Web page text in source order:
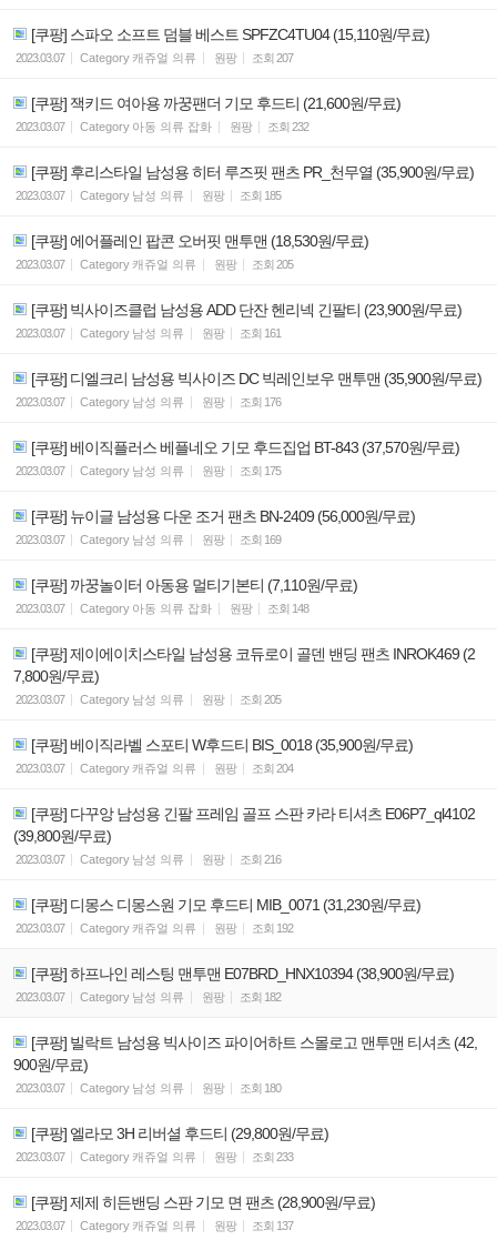
[쿠팡] 스파오 소프트 덤블 베스트 SPFZC4TU04 (15,110원/무료)
2023.03.07 Category 캐쥬얼 의류 원팡 조회 207
[쿠팡] 잭키드 여아용 까꿍팬더 기모 후드티 (21,600원/무료)
2023.03.07 Category 아동 의류 잡화 원팡 조회 232
[쿠팡] 후리스타일 남성용 히터 루즈핏 팬츠 PR_천무열 (35,900원/무료)
2023.03.07 Category 남성 의류 원팡 조회 185
[쿠팡] 에어플레인 팝콘 오버핏 맨투맨 (18,530원/무료)
2023.03.07 Category 캐쥬얼 의류 원팡 조회 205
[쿠팡] 빅사이즈클럽 남성용 ADD 단잔 헨리넥 긴팔티 (23,900원/무료)
2023.03.07 Category 남성 의류 원팡 조회 161
[쿠팡] 디엘크리 남성용 빅사이즈 DC 빅레인보우 맨투맨 (35,900원/무료)
2023.03.07 Category 남성 의류 원팡 조회 176
[쿠팡] 베이직플러스 베플네오 기모 후드집업 BT-843 (37,570원/무료)
2023.03.07 Category 남성 의류 원팡 조회 175
[쿠팡] 뉴이글 남성용 다운 조거 팬츠 BN-2409 (56,000원/무료)
2023.03.07 Category 남성 의류 원팡 조회 169
[쿠팡] 까꿍놀이터 아동용 멀티기본티 (7,110원/무료)
2023.03.07 Category 아동 의류 잡화 원팡 조회 148
[쿠팡] 제이에이치스타일 남성용 코듀로이 골덴 밴딩 팬츠 INROK469 (2
7,800원/무료)
2023.03.07 Category 남성 의류 원팡 조회 205
[쿠팡] 베이직라벨 스포티 W후드티 BIS_0018 (35,900원/무료)
2023.03.07 Category 캐쥬얼 의류 원팡 조회 204
[쿠팡] 다꾸앙 남성용 긴팔 프레임 골프 스판 카라 티셔츠 E06P7_ql4102
(39,800원/무료)
2023.03.07 Category 남성 의류 원팡 조회 216
[쿠팡] 디몽스 디몽스원 기모 후드티 MIB_0071 (31,230원/무료)
2023.03.07 Category 캐쥬얼 의류 원팡 조회 192
[쿠팡] 하프나인 레스팅 맨투맨 E07BRD_HNX10394 (38,900원/무료)
2023.03.07 Category 남성 의류 원팡 조회 182
[쿠팡] 빌락트 남성용 빅사이즈 파이어하트 스몰로고 맨투맨 티셔츠 (42,
900원/무료)
2023.03.07 Category 남성 의류 원팡 조회 180
[쿠팡] 엘라모 3H 리버셜 후드티 (29,800원/무료)
2023.03.07 Category 캐쥬얼 의류 원팡 조회 233
[쿠팡] 제제 히든밴딩 스판 기모 면 팬츠 (28,900원/무료)
2023.03.07 Category 캐쥬얼 의류 원팡 조회 137